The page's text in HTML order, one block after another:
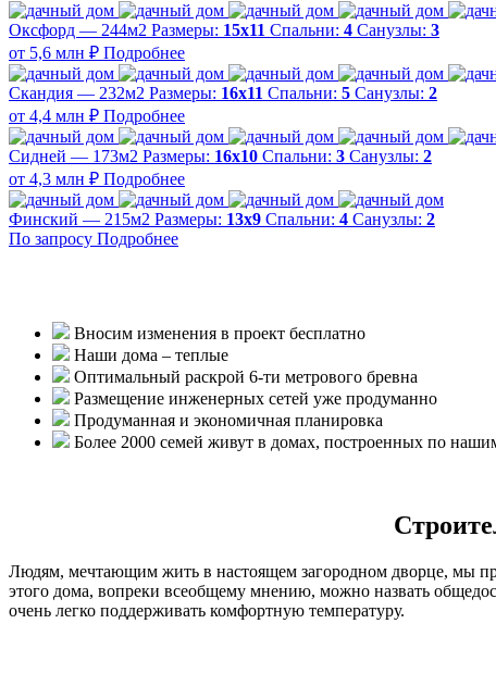
Оксфорд — 244м2 Размеры: 15х11 Спальни: 4 Санузлы: 3
от 5,6 млн ₽ Подробнее
Скандия — 232м2 Размеры: 16х11 Спальни: 5 Санузлы: 2
от 4,4 млн ₽ Подробнее
Сидней — 173м2 Размеры: 16х10 Спальни: 3 Санузлы: 2
от 4,3 млн ₽ Подробнее
Финский — 215м2 Размеры: 13х9 Спальни: 4 Санузлы: 2
По запросу Подробнее
Вносим изменения в проект бесплатно
Наши дома – теплые
Оптимальный раскрой 6-ти метрового бревна
Размещение инженерных сетей уже продуманно
Продуманная и экономичная планировка
Более 2000 семей живут в домах, построенных по
Людям, мечтающим жить в настоящем загородном дворце, мы
этого дома, вопреки всеобщему мнению, можно назвать
очень легко поддерживать комфортную температуру.